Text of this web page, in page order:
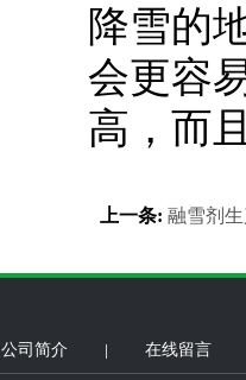
降雪的
会更容
高，而
上一条: 融雪剂
公司简介 在线留言